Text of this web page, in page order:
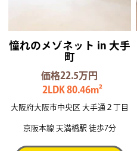
憧れのメゾネット in 大手
町
価格22.5万円
2LDK 80.46m²
大阪府大阪市中央区 大手通２丁目
京阪本線 天満橋駅 徒歩7分